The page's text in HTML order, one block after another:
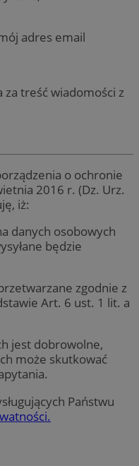
adres email
treść wiadomości z
o ochronie
2016 r. (Dz. Urz.
iż:
danych osobowych
będzie
zgodnie z
Art. 6 ust. 1 lit. a
jest dobrowolne,
może skutkować
Państwu